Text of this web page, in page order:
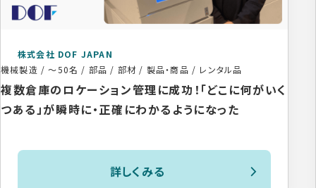
株式会社 DOF JAPAN
機械製造 /～50名 / 部品 / 部材 / 製品・商品 / レンタル品
複数倉庫のロケーション管理に成功！「どこに何がいく
つある」が瞬時に・正確にわかるようになった
詳しくみる